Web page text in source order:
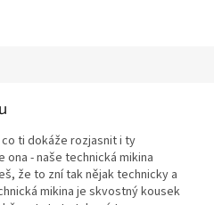
ti dokáže rozjasnit i ty
ona - naše technická mikina
že to zní tak nějak technicky a
mikina je skvostný kousek